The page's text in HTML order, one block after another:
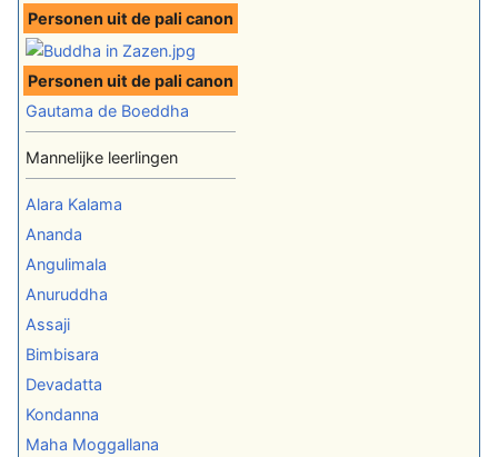
Personen uit de pali canon
Personen uit de pali canon
Gautama de Boeddha
Mannelijke leerlingen
Alara Kalama
Ananda
Angulimala
Anuruddha
Assaji
Bimbisara
Devadatta
Kondanna
Maha Moggallana